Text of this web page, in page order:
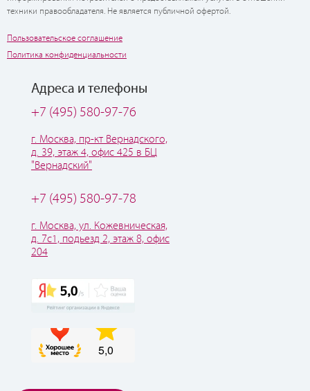
техники правообладателя. Не является публичной офертой.
Пользовательское соглашение
Политика конфиденциальности
Адреса и телефоны
+7 (495) 580-97-76
г. Москва, пр-кт Вернадского,
д. 39, этаж 4, офис 425 в БЦ
"Вернадский"
+7 (495) 580-97-78
г. Москва, ул. Кожевническая,
д. 7с1, подьезд 2, этаж 8, офис
204